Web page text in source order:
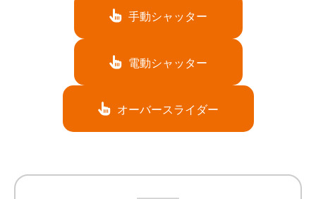
手動シャッター
電動シャッター
オーバースライダー